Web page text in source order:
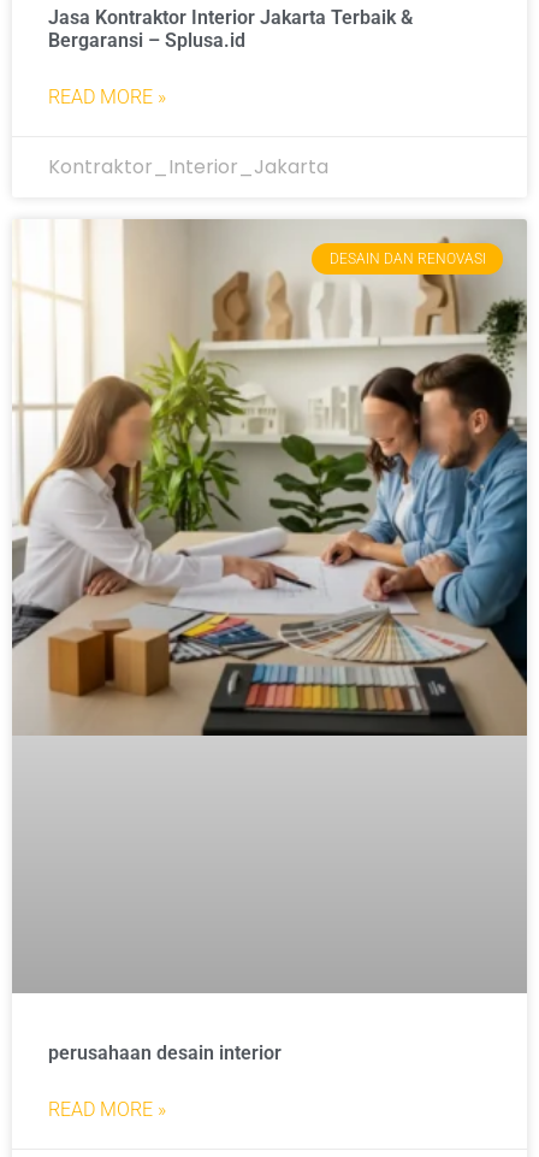
Jasa Kontraktor Interior Jakarta Terbaik &
Bergaransi – Splusa.id
READ MORE »
Kontraktor_Interior_Jakarta
DESAIN DAN RENOVASI
perusahaan desain interior
READ MORE »